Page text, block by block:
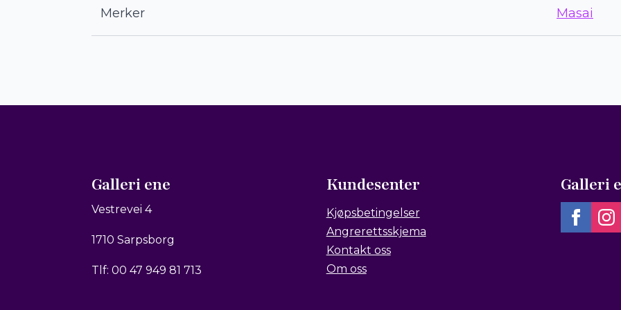
Merker Masai
Galleri ene
Vestrevei 4
1710 Sarpsborg
Tlf: 00 47 949 81 713
Kundesenter
Kjøpsbetingelser
Angrerettsskjema
Kontakt oss
Om oss
Galleri